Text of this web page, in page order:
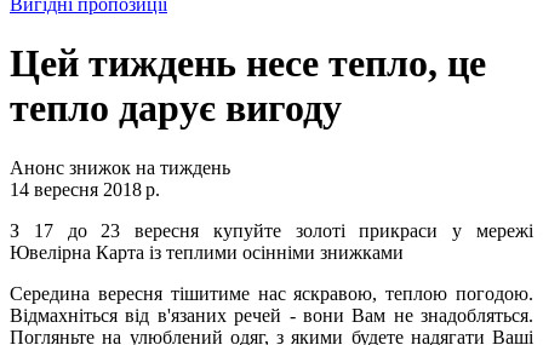
Вигідні пропозиції
Цей тиждень несе тепло, це
тепло дарує вигоду
Анонс знижок на тиждень
14 вересня 2018 р.
З 17 до 23 вересня купуйте золоті прикраси у мережі
Ювелірна Карта із теплими осінніми знижками
Середина вересня тішитиме нас яскравою, теплою погодою.
Відмахніться від в'язаних речей - вони Вам не знадобляться.
Погляньте на улюблений одяг, з якими будете надягати Ваші